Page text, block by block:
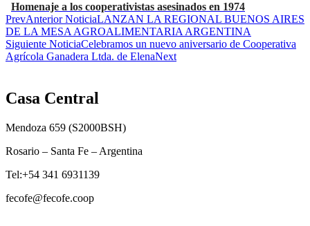
Homenaje a los cooperativistas asesinados en 1974
PrevAnterior NoticiaLANZAN LA REGIONAL BUENOS AIRES
DE LA MESA AGROALIMENTARIA ARGENTINA
Siguiente NoticiaCelebramos un nuevo aniversario de Cooperativa
Agrícola Ganadera Ltda. de ElenaNext
Casa Central
Mendoza 659 (S2000BSH)
Rosario – Santa Fe – Argentina
Tel:+54 341 6931139
fecofe@fecofe.coop